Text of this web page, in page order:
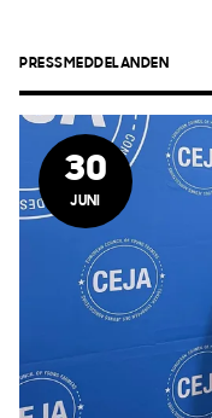
PRESSMEDDELANDEN
30
JUNI